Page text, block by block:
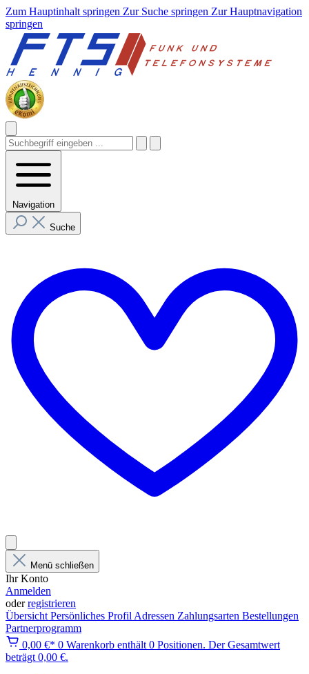
Zum Hauptinhalt springen Zur Suche springen Zur Hauptnavigation
springen
Navigation
Suche
Menü schließen
Ihr Konto
Anmelden
oderregistrieren
Übersicht Persönliches Profil Adressen Zahlungsarten Bestellungen
Partnerprogramm
0,00 €* 0 Warenkorb enthält 0 Positionen. Der Gesamtwert
beträgt 0,00 €.